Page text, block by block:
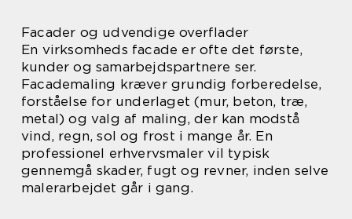
Facader og udvendige overflader
En virksomheds facade er ofte det første,
kunder og samarbejdspartnere ser.
Facademaling kræver grundig forberedelse,
forståelse for underlaget (mur, beton, træ,
metal) og valg af maling, der kan modstå
vind, regn, sol og frost i mange år. En
professionel erhvervsmaler vil typisk
gennemgå skader, fugt og revner, inden selve
malerarbejdet går i gang.